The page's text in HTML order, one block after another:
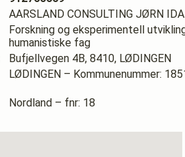
AARSLAND CONSULTING JØRN
Forskning og eksperimentell
humanistiske fag
Bufjellvegen 4B, 8410, LØDINGEN
LØDINGEN – Kommunenummer:
Nordland – fnr: 18